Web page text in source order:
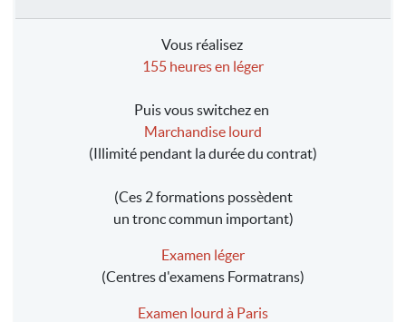
Vous réalisez
155 heures en léger
Puis vous switchez en
Marchandise lourd
(Illimité pendant la durée du contrat)
(Ces 2 formations possèdent
un tronc commun important)
Examen léger
(Centres d'examens Formatrans)
Examen lourd à Paris